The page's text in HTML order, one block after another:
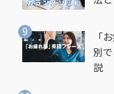
「
別
説